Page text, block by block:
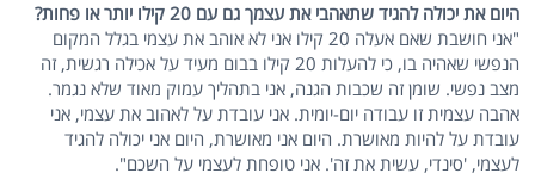
היום את יכולה להגיד שתאהבי את עצמך גם עם 20 קילו יותר או פחות?
"אני חושבת שאם אעלה 20 קילו אני לא אוהב את עצמי בגלל המקום
הנפשי שאהיה בו, כי להעלות 20 קילו בבום מעיד על אכילה רגשית, זה
מצב נפשי. שומן זה שכבות הגנה, אני בתהליך עמוק מאוד שלא נגמר.
אהבה עצמית זו עבודה יום-יומית. אני עובדת על לאהוב את עצמי, אני
עובדת על להיות מאושרת. היום אני מאושרת, היום אני יכולה להגיד
לעצמי, 'סינדי, עשית את זה'. אני טופחת לעצמי על השכם".